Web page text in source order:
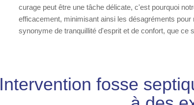
curage peut être une tâche délicate, c'est pourquoi
efficacement, minimisant ainsi les désagréments
synonyme de tranquillité d'esprit et de confort, que ce
Intervention fosse